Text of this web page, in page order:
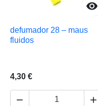

defumador 28 – maus
fluidos
4,30 €
 